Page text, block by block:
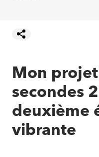
Mon
secondes
deuxième
vibrante